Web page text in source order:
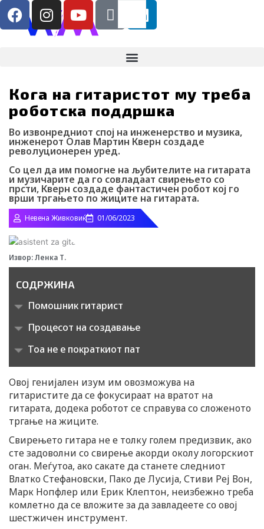
Skip
content
RS
ENG F
a
o
k
I
n
s
r
a
Y
o
u
e
I
c
k
-
t
i
k
t
o
k
-
i
n
L
i
n
Кога на гитаристот му треба
роботска поддршка
Во извонредниот спој на инженерство и музика,
инженерот Олав Мартин Кверн создаде
револуционерен уред.
Со цел да им помогне на љубителите на гитарата
и музичарите да го совладаат свирењето со
прсти, Кверн создаде фантастичен робот кој го
врши тргањето по жиците на гитарата.
Невена Живковиќ 01/06/2023
Извор: Ленка Т.
СОДРЖИНА
Помошник гитарист
Процесот на создавање
Тоа не е пократкиот пат
Овој генијален изум им овозможува на
гитаристите да се фокусираат на вратот на
гитарата, додека роботот се справува со сложеното
тргање на жиците.
Свирењето гитара не е толку голем предизвик, ако
сте задоволни со свирење акорди околу логорскиот
оган. Меѓутоа, ако сакате да станете следниот
Влатко Стефановски, Пако де Лусија, Стиви Реј Вон,
Марк Нопфлер или Ерик Клептон, неизбежно треба
комлетно да се вложите за да завладеете со овој
шестжичен инструмент.